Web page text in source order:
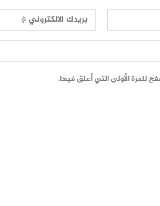
للمرة الأولى التي أعلق فيها.